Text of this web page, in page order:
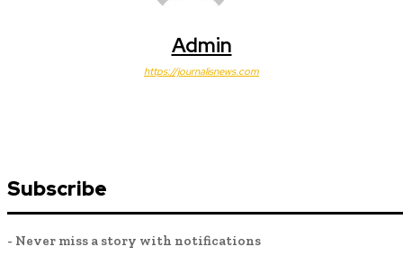
Admin
https://journalisnews.com
Subscribe
- Never miss a story with notifications